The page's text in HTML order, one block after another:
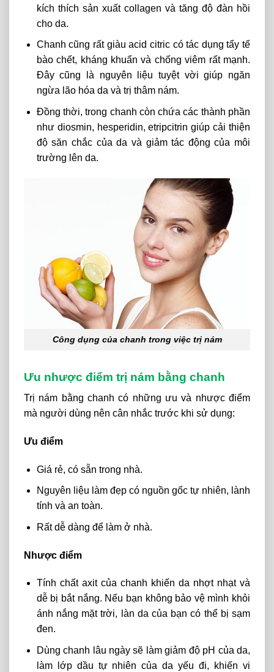
kích thích sản xuất collagen và tăng độ đàn hồi
cho da.
Chanh cũng rất giàu acid citric có tác dụng tẩy tế
bào chết, kháng khuẩn và chống viêm rất mạnh.
Đây cũng là nguyên liệu tuyệt vời giúp ngăn
ngừa lão hóa da và trị thâm nám.
Đồng thời, trong chanh còn chứa các thành phần
như diosmin, hesperidin, etripcitrin giúp cải thiện
độ săn chắc của da và giảm tác động của môi
trường lên da.
Công dụng của chanh trong việc trị nám
Ưu nhược điểm trị nám bằng chanh
Trị nám bằng chanh có những ưu và nhược điểm
mà người dùng nên cân nhắc trước khi sử dụng:
Ưu điểm
Giá rẻ, có sẵn trong nhà.
Nguyên liệu làm đẹp có nguồn gốc tự nhiên, lành
tính và an toàn.
Rất dễ dàng đểlàm ở nhà.
Nhược điểm
Tính chất axit của chanh khiến da nhợt nhạt và
dễ bị bắt nắng. Nếu bạn không bảo vệ mình khỏi
ánh nắng mặt trời, làn da của bạn có thể bị sạm
đen.
Dùng chanh lâu ngày sẽ làm giảm độ pH của da,
làm lớp dầu tự nhiên của da yếu đi, khiến vi